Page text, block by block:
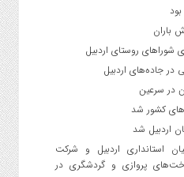
باران
در سرعین
کشور شد
اردبیل شد
استانداری اردبیل و شرکت
پروازی و گردشگری در